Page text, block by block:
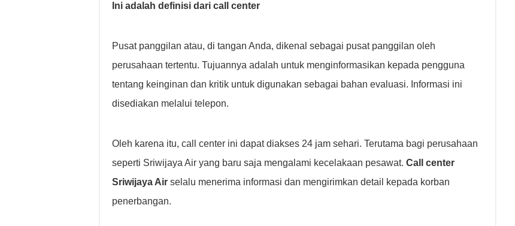
Ini adalah definisi dari call center
Pusat panggilan atau, di tangan Anda, dikenal sebagai pusat panggilan oleh
perusahaan tertentu. Tujuannya adalah untuk menginformasikan kepada pengguna
tentang keinginan dan kritik untuk digunakan sebagai bahan evaluasi. Informasi ini
disediakan melalui telepon.
Oleh karena itu, call center ini dapat diakses 24 jam sehari. Terutama bagi perusahaan
seperti Sriwijaya Air yang baru saja mengalami kecelakaan pesawat. Call center
Sriwijaya Air selalu menerima informasi dan mengirimkan detail kepada korban
penerbangan.